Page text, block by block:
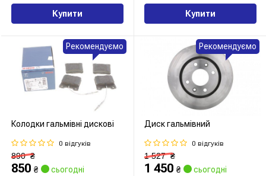
Купити Купити
Колодки гальмівні дискові
0 відгуків
890₴
850 ₴ сьогодні
Рекомендуємо
Диск гальмівний
0 відгуків
1 527₴
1 450 ₴ сьогодні
Рекомендуємо